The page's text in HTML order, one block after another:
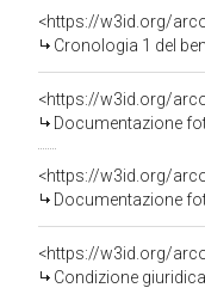
<https://w3id.org/
Cronologia 1 del
Documentazione
Documentazione
<https://w3id.org/
Condizione